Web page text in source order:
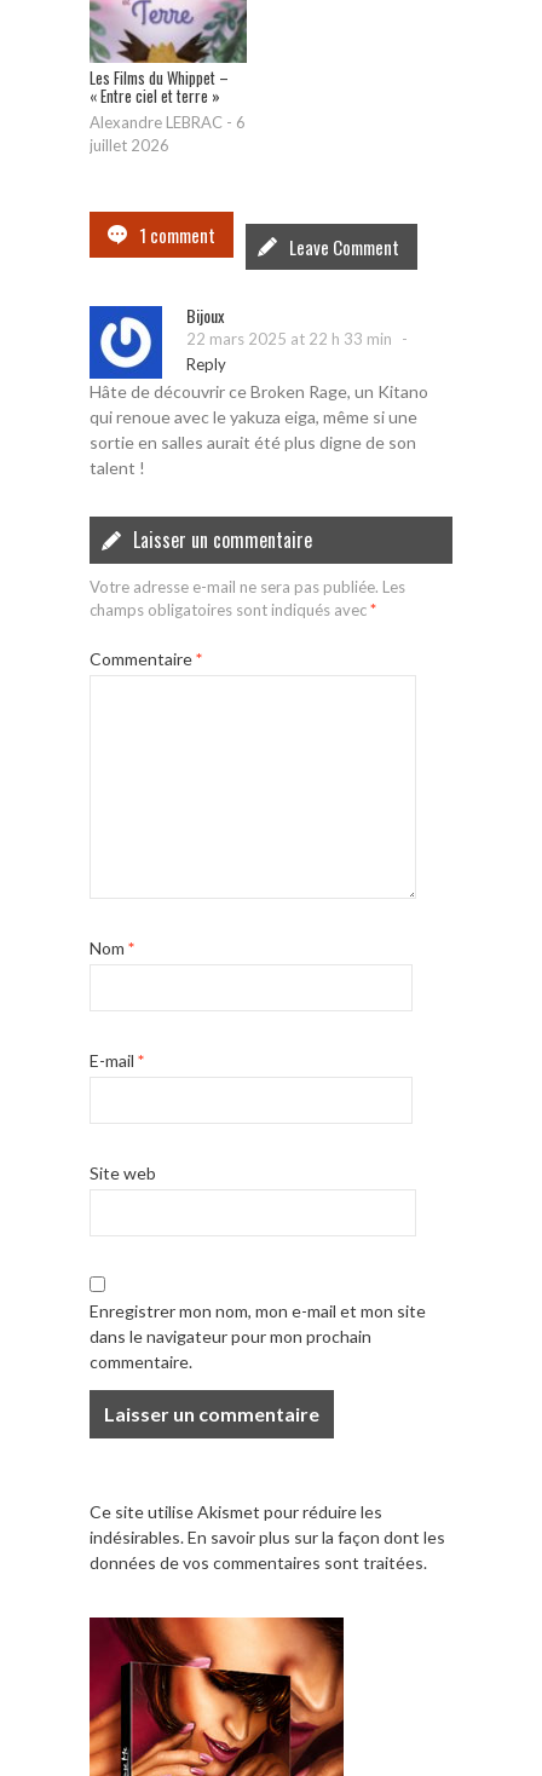
Les Films du Whippet –
« Entre ciel et terre »
Alexandre LEBRAC - 6
juillet 2026
1 comment Leave Comment
Bijoux
22 mars 2025 at 22 h 33 min -
Reply
Hâte de découvrir ce Broken Rage, un Kitano
qui renoue avec le yakuza eiga, même si une
sortie en salles aurait été plus digne de son
talent !
Laisser un commentaire
Votre adresse e-mail ne sera pas publiée. Les
champs obligatoires sont indiqués avec*
Commentaire*
Nom *
E-mail *
Site web
Enregistrer mon nom, mon e-mail et mon site
dans le navigateur pour mon prochain
commentaire.
Ce site utilise Akismet pour réduire les
indésirables.En savoir plus sur la façon dont les
données de vos commentaires sont traitées.